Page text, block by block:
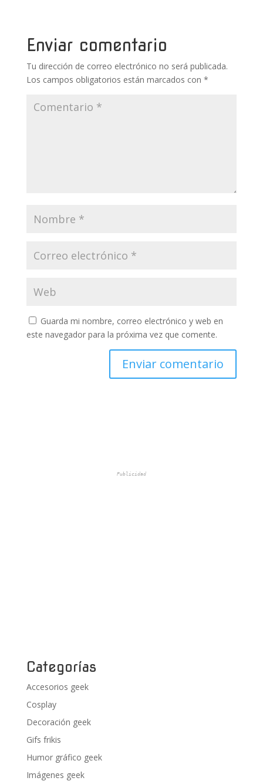
k
Enviar comentario
Tu dirección de correo electrónico no será publicada.
Los campos obligatorios están marcados con *
Guarda mi nombre, correo electrónico y web en
este navegador para la próxima vez que comente.
Publicidad
Categorías
Accesorios geek
Cosplay
Decoración geek
Gifs frikis
Humor gráfico geek
Imágenes geek